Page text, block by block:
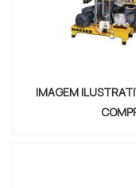
IMAGEM